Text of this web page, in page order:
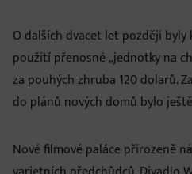
O dalších dvacet let později
použití přenosné „jednotky na
za pouhých zhruba 120 dolarů.
do plánů nových domů bylo
Nové filmové paláce přirozeně